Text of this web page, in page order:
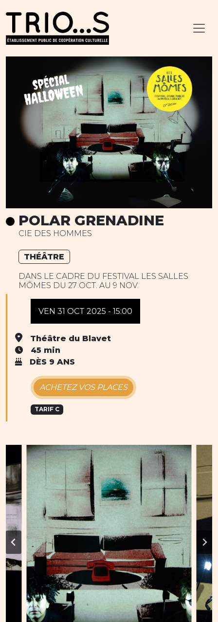
POLAR GRENADINE
CIE DES HOMMES
THÉÂTRE
DANS LE CADRE DU FESTIVAL LES SALLES
MÔMES DU 27 OCT. AU 9 NOV.
VEN 31 OCT 2025 - 15:00
Théâtre du Blavet
45 min
DÈS 9 ANS
ACHETEZ VOS PLACES
TARIF C